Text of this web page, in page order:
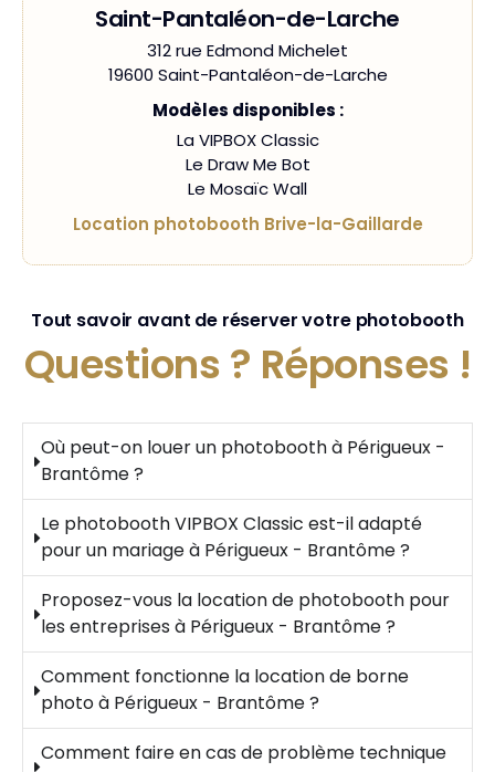
Saint-Pantaléon-de-Larche
312 rue Edmond Michelet
19600 Saint-Pantaléon-de-Larche
Modèles disponibles :
La VIPBOX Classic
Le Draw Me Bot
Le Mosaïc Wall
Location photobooth Brive-la-Gaillarde
Tout savoir avant de réserver votre photobooth
Questions ? Réponses !
Où peut-on louer un photobooth à Périgueux -
Brantôme ?
Le photobooth VIPBOX Classic est-il adapté
pour un mariage à Périgueux - Brantôme ?
Proposez-vous la location de photobooth pour
les entreprises à Périgueux - Brantôme ?
Comment fonctionne la location de borne
photo à Périgueux - Brantôme ?
Comment faire en cas de problème technique